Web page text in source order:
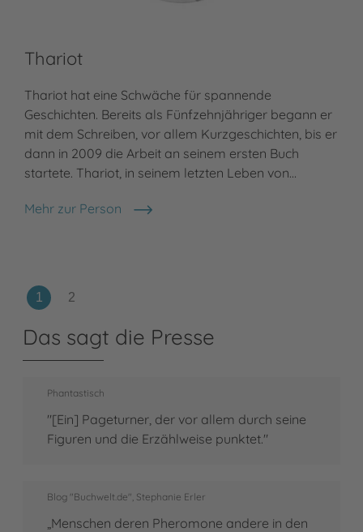
Thariot
Thariot hat eine Schwäche für spannende
Geschichten. Bereits als Fünfzehnjähriger begann er
mit dem Schreiben, vor allem Kurzgeschichten, bis er
dann in 2009 die Arbeit an seinem ersten Buch
startete. Thariot, in seinem letzten Leben von…
Mehr zur Person
Thariot
Das sagt die Presse
Phantastisch
"[Ein] Pageturner, der vor allem durch seine
Figuren und die Erzählweise punktet."
Blog "Buchwelt.de", Stephanie Erler
„Menschen deren Pheromone andere in den